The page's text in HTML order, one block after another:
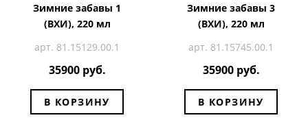
Зимние забавы 1
(ВХИ), 220 мл
арт. 81.15129.00.1
35900 руб.
В КОРЗИНУ
Зимние забавы 3
(ВХИ), 220 мл
арт. 81.15745.00.1
35900 руб.
В КОРЗИНУ